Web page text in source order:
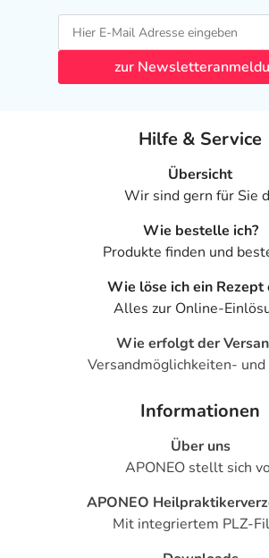
herunterladen.
zur
Hilfe & Service
Übersicht
Wir sind gern für Sie
Wie bestelle ich?
Produkte finden und
Wie löse ich ein Rezept
Alles zur Online-
Wie erfolgt der
Versandmöglichkeiten- und
Informationen
Über uns
APONEO stellt sich
APONEO
Mit integriertem PLZ-